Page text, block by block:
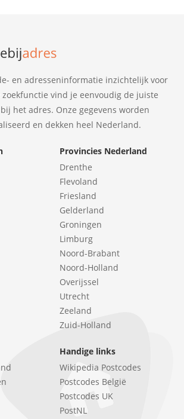
en adresseninformatie inzichtelijk voor
zoekfunctie vind je eenvoudig de juiste
het adres. Onze gegevens worden
en dekken heel Nederland.
Provincies Nederland
Drenthe
Flevoland
Friesland
Gelderland
Groningen
Limburg
Noord-Brabant
Noord-Holland
Overijssel
Utrecht
Zeeland
Zuid-Holland
Handige links
Wikipedia Postcodes
Postcodes België
Postcodes UK
PostNL